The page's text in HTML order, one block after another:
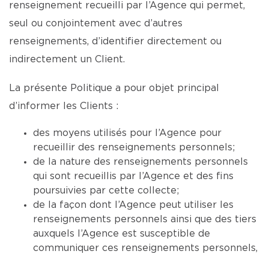
renseignement recueilli par l’Agence qui permet,
seul ou conjointement avec d’autres
renseignements, d’identifier directement ou
indirectement un Client.
La présente Politique a pour objet principal
d’informer les Clients :
des moyens utilisés pour l’Agence pour
recueillir des renseignements personnels;
de la nature des renseignements personnels
qui sont recueillis par l’Agence et des fins
poursuivies par cette collecte;
de la façon dont l’Agence peut utiliser les
renseignements personnels ainsi que des tiers
auxquels l’Agence est susceptible de
communiquer ces renseignements personnels,